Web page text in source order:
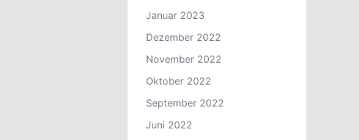
Januar 2023
Dezember 2022
November 2022
Oktober 2022
September 2022
Juni 2022